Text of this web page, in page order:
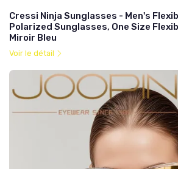
Cressi Ninja Sunglasses - Men's
Polarized Sunglasses, One Size
Miroir Bleu
Voir le détail